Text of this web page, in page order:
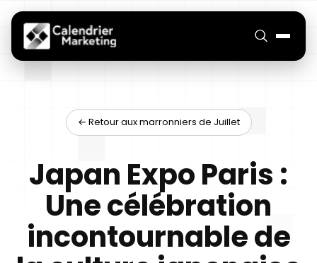
← Retour aux marronniers de Juillet
Japan Expo Paris :
Une célébration
incontournable de